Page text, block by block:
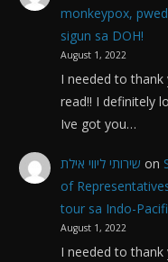
monkeypox,
sigun sa DOH!
August 1, 2022
I needed to
read!! I definitely
Ive got you…
שירותי ליווי אילת on
of
tour sa Indo-
August 1, 2022
I needed to